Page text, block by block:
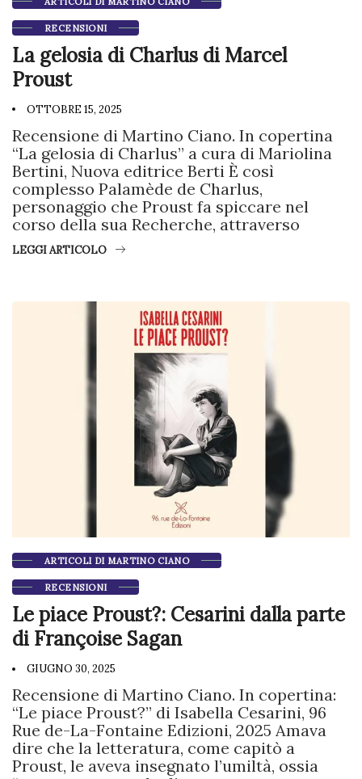
RECENSIONI
La gelosia di Charlus di Marcel
Proust
OTTOBRE 15, 2025
Recensione di Martino Ciano. In copertina
“La gelosia di Charlus” a cura di Mariolina
Bertini, Nuova editrice Berti È così
complesso Palamède de Charlus,
personaggio che Proust fa spiccare nel
corso della sua Recherche, attraverso
LEGGI ARTICOLO
ARTICOLI DI MARTINO CIANO
RECENSIONI
Le piace Proust?: Cesarini dalla parte
di Françoise Sagan
GIUGNO 30, 2025
Recensione di Martino Ciano. In copertina:
“Le piace Proust?” di Isabella Cesarini, 96
Rue de-La-Fontaine Edizioni, 2025 Amava
dire che la letteratura, come capitò a
Proust, le aveva insegnato l’umiltà, ossia